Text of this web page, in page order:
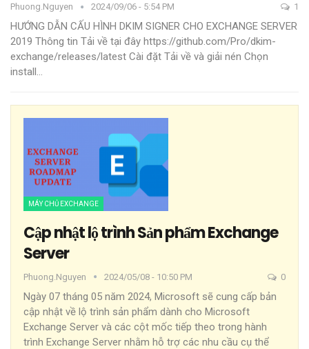
Phuong.nguyen 2024/09/06 - 5:54 PM 1
HƯỚNG DẪN CẤU HÌNH DKIM SIGNER CHO EXCHANGE SERVER
2019 Thông tin Tải về tại đây https://github.com/Pro/dkim-
exchange/releases/latest Cài đặt Tải về và giải nén Chọn
install …
MÁY CHỦ EXCHANGE
Cập nhật lộ trình Sản phẩm Exchange
Server
Phuong.nguyen 2024/05/08 - 10:50 PM 0
Ngày 07 tháng 05 năm 2024, Microsoft sẽ cung cấp bản
cập nhật về lộ trình sản phẩm dành cho Microsoft
Exchange Server và các cột mốc tiếp theo trong hành
trình Exchange Server nhằm hỗ trợ các nhu cầu cụ thể